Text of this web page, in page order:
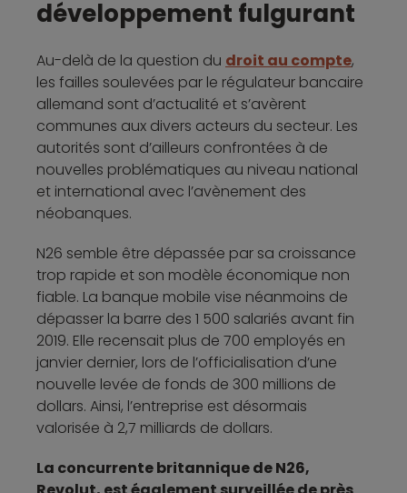
développement fulgurant
Au-delà de la question du droit au compte,
les failles soulevées par le régulateur bancaire
allemand sont d’actualité et s’avèrent
communes aux divers acteurs du secteur. Les
autorités sont d’ailleurs confrontées à de
nouvelles problématiques au niveau national
et international avec l’avènement des
néobanques.
N26 semble être dépassée par sa croissance
trop rapide et son modèle économique non
fiable. La banque mobile vise néanmoins de
dépasser la barre des 1 500 salariés avant fin
2019. Elle recensait plus de 700 employés en
janvier dernier, lors de l’officialisation d’une
nouvelle levée de fonds de 300 millions de
dollars. Ainsi, l’entreprise est désormais
valorisée à 2,7 milliards de dollars.
La concurrente britannique de N26,